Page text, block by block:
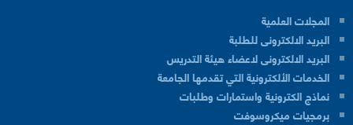
المجلات العلمية
البريد الالكترونى للطلبة
البريد الالكترونى لاعضاء هيئة التدريس
الخدمات الألكترونية التي تقدمها الجامعة
نماذج الكترونية واستمارات وطلبات
برمجيات ميكروسوفت